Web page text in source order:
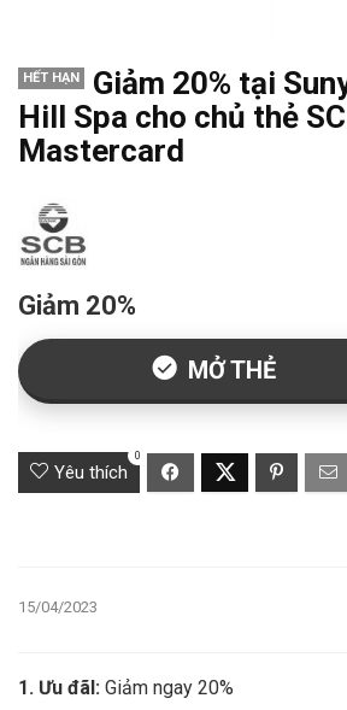
HẾT HẠN
Giảm 20% tại
Hill Spa cho chủ thẻ
Mastercard
Giảm 20%
MỞ THẺ
Yêu thích
0
15/04/2023
1. Ưu đãI: Giảm ngay 20%